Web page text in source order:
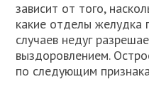
зависит от того,
какие отделы желудка
случаев недуг
выздоровлением.
по следующим